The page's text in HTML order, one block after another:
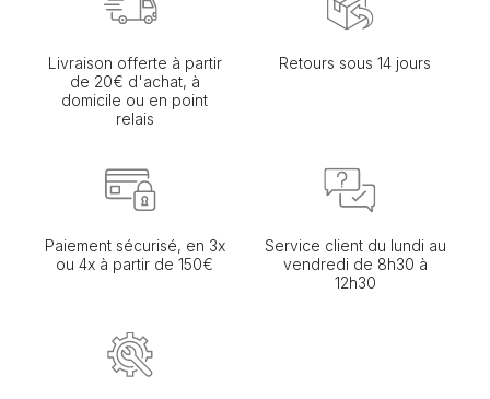
Livraison offerte à partir
de 20€ d'achat, à
domicile ou en point
relais
Retours sous 14 jours
Paiement sécurisé, en 3x
ou 4x à partir de 150€
Service client du lundi au
vendredi de 8h30 à
12h30